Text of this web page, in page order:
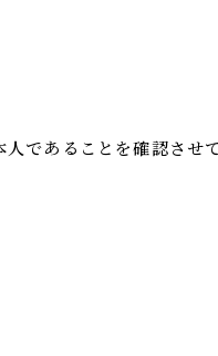
であることを確認させ